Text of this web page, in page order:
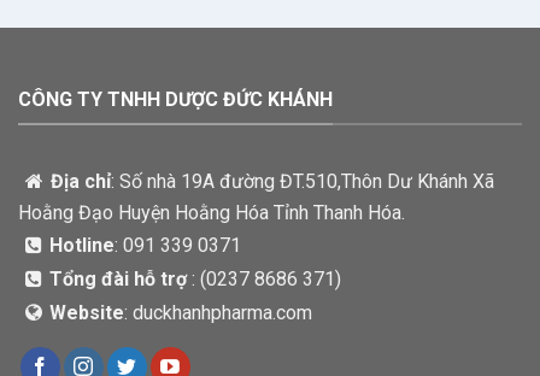
CÔNG TY TNHH DƯỢC ĐỨC KHÁNH
Địa chỉ: Số nhà 19A đường ĐT.510,Thôn Dư Khánh Xã
Hoằng Đạo Huyện Hoằng Hóa Tỉnh Thanh Hóa.
Hotline: 091 339 0371
Tổng đài hỗ trợ: (0237 8686 371)
Website: duckhanhpharma.com